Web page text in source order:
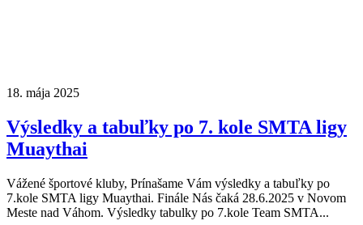
18. mája 2025
Výsledky a tabuľky po 7. kole SMTA ligy
Muaythai
Vážené športové kluby, Prínašame Vám výsledky a tabuľky po
7.kole SMTA ligy Muaythai. Finále Nás čaká 28.6.2025 v Novom
Meste nad Váhom. Výsledky tabulky po 7.kole Team SMTA...